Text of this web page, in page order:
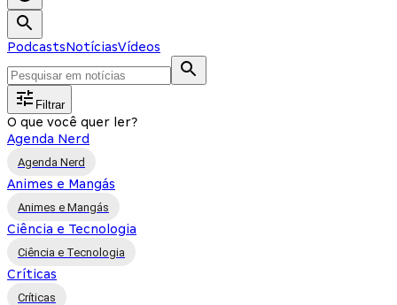
PodcastsNotíciasVídeos
Filtrar
O que você quer ler?
Agenda Nerd
Agenda Nerd
Animes e Mangás
Animes e Mangás
Ciência e Tecnologia
Ciência e Tecnologia
Críticas
Críticas